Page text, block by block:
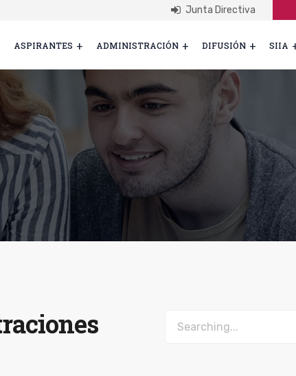
Junta Directiva
ASPIRANTES ADMINISTRACIÓN DIFUSIÓN SIIA